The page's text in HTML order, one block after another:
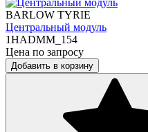
BARLOW TYRIE
Центральный модуль
1HADMM_154
Цена по запросу
Добавить в корзину